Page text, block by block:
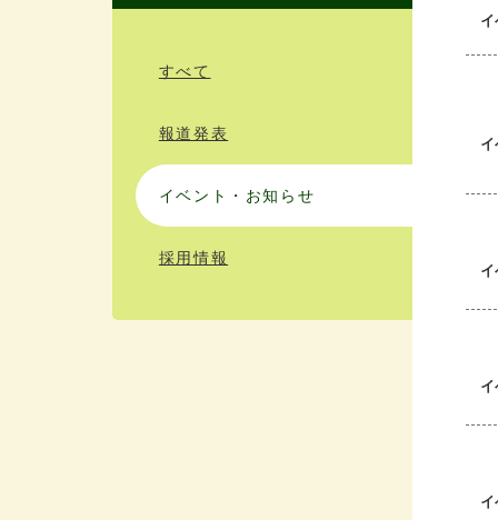
すべて
報道発表
イベント・お知らせ
採用情報